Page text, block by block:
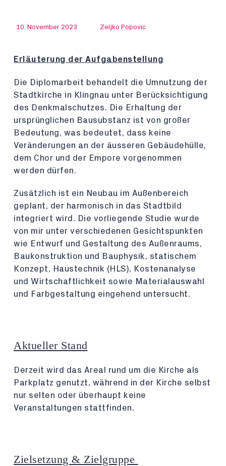
10. November 2023 Zeljko Popovic
Erläuterung der Aufgabenstellung
Die Diplomarbeit behandelt die Umnutzung der
Stadtkirche in Klingnau unter Berücksichtigung
des Denkmalschutzes. Die Erhaltung der
ursprünglichen Bausubstanz ist von großer
Bedeutung, was bedeutet, dass keine
Veränderungen an der äusseren Gebäudehülle,
dem Chor und der Empore vorgenommen
werden dürfen.
Zusätzlich ist ein Neubau im Außenbereich
geplant, der harmonisch in das Stadtbild
integriert wird. Die vorliegende Studie wurde
von mir unter verschiedenen Gesichtspunkten
wie Entwurf und Gestaltung des Außenraums,
Baukonstruktion und Bauphysik, statischem
Konzept, Haustechnik (HLS), Kostenanalyse
und Wirtschaftlichkeit sowie Materialauswahl
und Farbgestaltung eingehend untersucht.
Aktueller Stand
Derzeit wird das Areal rund um die Kirche als
Parkplatz genutzt, während in der Kirche selbst
nur selten oder überhaupt keine
Veranstaltungen stattfinden.
Zielsetzung & Zielgruppe